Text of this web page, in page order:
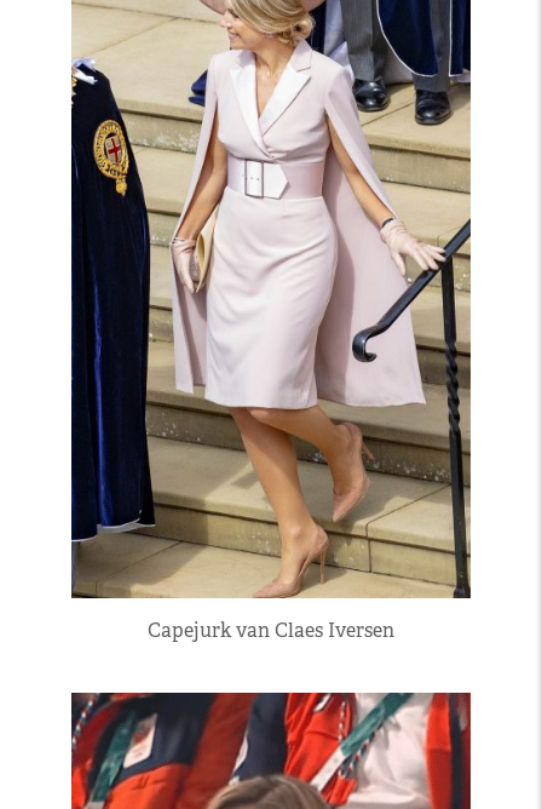
Capejurk van Claes Iversen